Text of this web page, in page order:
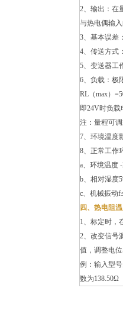
2、输出：在
与热电偶输
3、基本误差
4、传送方式
5、变送器工
6、负载：极
RL（max）
即24V时负
注：量程可
7、环境温度
8、正常工作
a、环境温度
b、相对湿度
c、机械振动
四、热电阻
1、标定时，
2、改变信号
值，调整电
例：输入型
数为138.50Ω